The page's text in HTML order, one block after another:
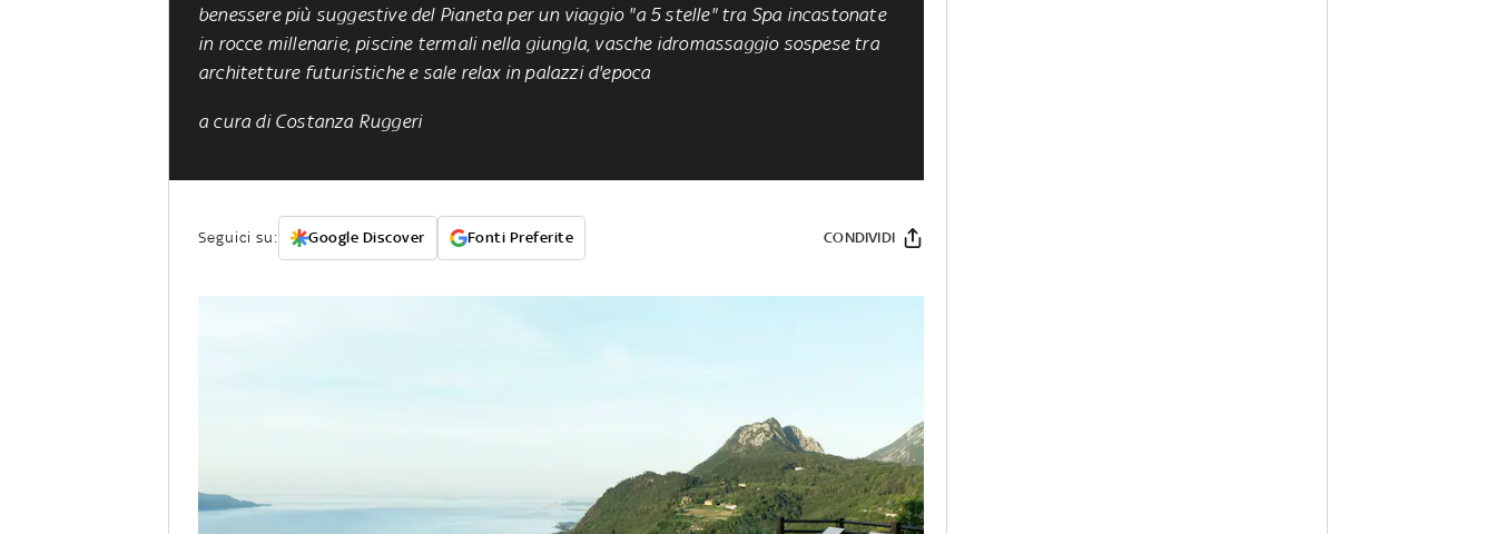
benessere più suggestive del Pianeta per un viaggio "a 5 stelle" tra Spa incastonate
in rocce millenarie, piscine termali nella giungla, vasche idromassaggio sospese tra
architetture futuristiche e sale relax in palazzi d'epoca
a cura di Costanza Ruggeri
Seguici su: Google Discover Fonti Preferite CONDIVIDI